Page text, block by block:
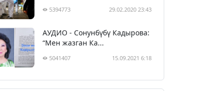
5394773 29.02.2020 23:43
АУДИО - Сонунбүбү Кадырова:
“Мен жазган Ка...
5041407 15.09.2021 6:18